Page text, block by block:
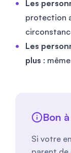
Les
protection
Les
plus :
Bon
Si votre